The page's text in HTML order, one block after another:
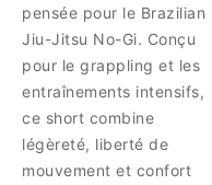
pensée pour le Brazilian
Jiu-Jitsu No-Gi. Conçu
pour le grappling et les
entraînements intensifs,
ce short combine
légèreté, liberté de
mouvement et confort